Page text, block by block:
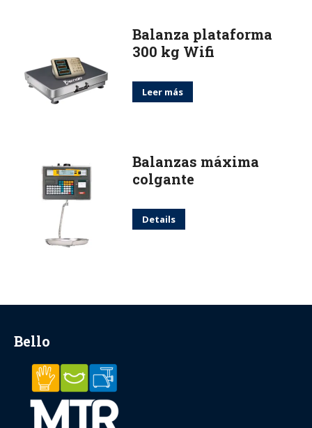
Balanza plataforma
300 kg Wifi
Leer más
Balanzas máxima
colgante
Details
Bello